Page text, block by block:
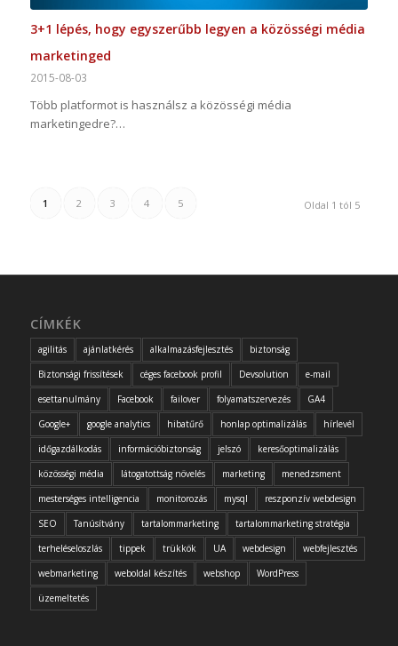
3+1 lépés, hogy egyszerűbb legyen a közösségi média
marketinged
2015-08-03
Több platformot is használsz a közösségi média
marketingedre?…
Oldal 1 tól 5
1 2 3 4 5
CÍMKÉK
agilitás ajánlatkérés alkalmazásfejlesztés
biztonság
Biztonsági frissítések
céges facebook profil Devsolution
e-mail
esettanulmány
Facebook failover folyamatszervezés
GA4
Google+
google analytics hibatűrő honlap optimalizálás
hírlevél
időgazdálkodás
információbiztonság jelszó
keresőoptimalizálás
közösségi média
látogatottság növelés marketing
menedzsment
mesterséges intelligencia
monitorozás mysql
reszponzív webdesign
SEO
Tanúsítvány tartalommarketing
tartalommarketing stratégia
terheléseloszlás
tippek trükkök UA webdesign
webfejlesztés
webmarketing
weboldal készítés webshop
WordPress
üzemeltetés